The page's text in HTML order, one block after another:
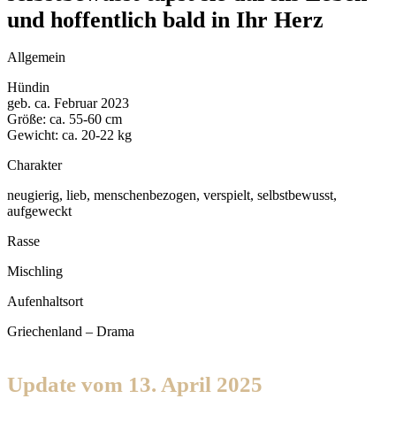
und hoffentlich bald in Ihr Herz
Allgemein
Hündin
geb. ca. Februar 2023
Größe: ca. 55-60 cm
Gewicht: ca. 20-22 kg
Charakter
neugierig, lieb, menschenbezogen, verspielt, selbstbewusst,
aufgeweckt
Rasse
Mischling
Aufenhaltsort
Griechenland – Drama
Update vom 13. April 2025